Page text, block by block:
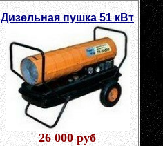
Дизельная пушка 51 кВт
26 000 руб